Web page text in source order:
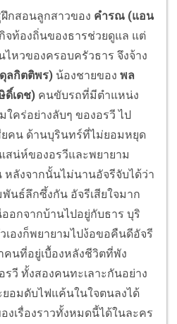
กสอนลูกสาวของ คำรณ (แอน
จท้องถิ่นของธารช่วยดูแล แต่
หวของครอบครัวธาร จึงจ้าง
ลกิตติพร) น้องชายของ พล
ดิ์เดช) คนขับรถที่มีตำแหน่ง
ใคร่อย่างลับๆ ของอรวี ไป
ยคน ด้านบุรินทร์ที่ไม่ยอมหยุด
สน่ห์ของอรวีและพยายาม
หลังจากนั้นไม่นานอัจรีจับได้ว่า
นธ์ลึกซึ้งกัน อัจรีเสียใจมาก
อกจากบ้านไปอยู่กับธาร บุริ
องก็พยายามไปง้อขอคืนดีอัจรี
นที่อยู่เบื้องหลังชีวิตที่พัง
วี ทั้งสองคนทะเลาะกันอย่าง
อมดับไฟแค้นในใจตนลงได้
งเรื่องราวทั้งหมดนี้ได้ในละคร